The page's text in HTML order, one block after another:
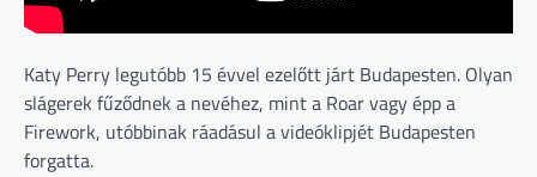
Katy Perry legutóbb 15 évvel ezelőtt járt Budapesten. Olyan
slágerek fűződnek a nevéhez, mint a Roar vagy épp a
Firework, utóbbinak ráadásul a videóklipjét Budapesten
forgatta.